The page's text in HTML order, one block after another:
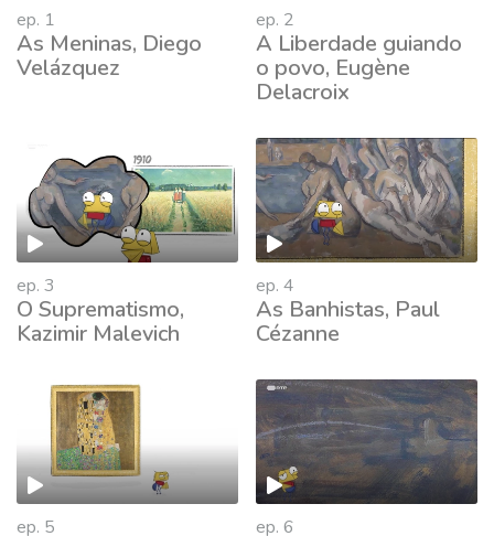
ep. 1
As Meninas, Diego
Velázquez
ep. 2
A Liberdade guiando
o povo, Eugène
Delacroix
ep. 3
O Suprematismo,
Kazimir Malevich
ep. 4
As Banhistas, Paul
Cézanne
ep. 5 ep. 6